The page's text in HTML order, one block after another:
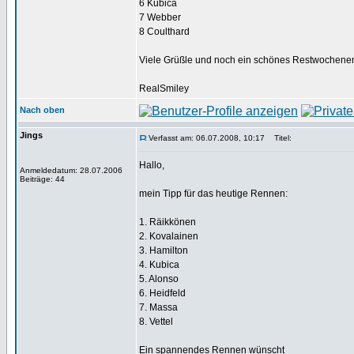
6 Kubica
7 Webber
8 Coulthard
Viele Grüßle und noch ein schönes
RealSmiley
Nach oben
Jings
Anmeldedatum: 28.07.2006
Beiträge: 44
Verfasst am: 06.07.2008, 10:17 Titel:
Hallo,
mein Tipp für das heutige Rennen:
1. Räikkönen
2. Kovalainen
3. Hamilton
4. Kubica
5. Alonso
6. Heidfeld
7. Massa
8. Vettel
Ein spannendes Rennen wünscht